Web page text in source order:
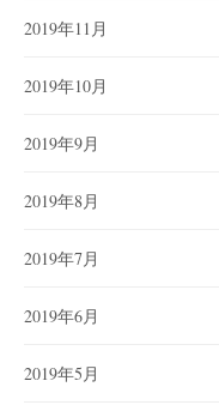
2019年11月
2019年10月
2019年9月
2019年8月
2019年7月
2019年6月
2019年5月